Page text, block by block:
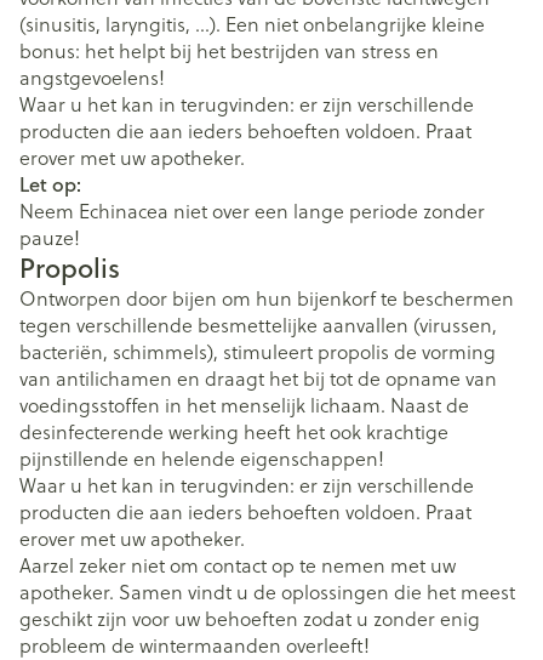
(sinusitis, laryngitis, ...). Een niet onbelangrijke kleine
bonus: het helpt bij het bestrijden van stress en
angstgevoelens!
Waar u het kan in terugvinden: er zijn verschillende
producten die aan ieders behoeften voldoen. Praat
erover met uw apotheker.
Let op:
Neem Echinacea niet over een lange periode zonder
pauze!
Propolis
Ontworpen door bijen om hun bijenkorf te beschermen
tegen verschillende besmettelijke aanvallen (virussen,
bacteriën, schimmels), stimuleert propolis de vorming
van antilichamen en draagt het bij tot de opname van
voedingsstoffen in het menselijk lichaam. Naast de
desinfecterende werking heeft het ook krachtige
pijnstillende en helende eigenschappen!
Waar u het kan in terugvinden: er zijn verschillende
producten die aan ieders behoeften voldoen. Praat
erover met uw apotheker.
Aarzel zeker niet om contact op te nemen met uw
apotheker. Samen vindt u de oplossingen die het meest
geschikt zijn voor uw behoeften zodat u zonder enig
probleem de wintermaanden overleeft!